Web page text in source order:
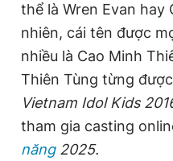
thể là Wren Evan hay
nhiên, cái tên được
nhiều là Cao Minh
Thiên Tùng từng
Vietnam Idol Kids
tham gia casting
năng2025.